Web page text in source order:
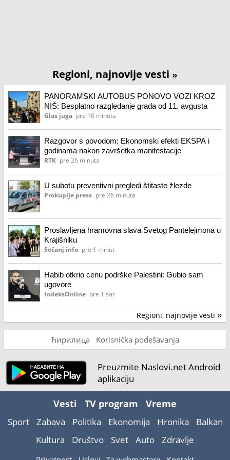
Regioni, najnovije vesti »
PANORAMSKI AUTOBUS PONOVO VOZI KROZ
NIŠ: Besplatno razgledanje grada od 11. avgusta
Glas juga pre 16 minuta
Razgovor s povodom: Ekonomski efekti EKSPA i
godinama nakon završetka manifestacije
RTK pre 26 minuta
U subotu preventivni pregledi štitaste žlezde
Prokuplje press pre 26 minuta
Proslavljena hramovna slava Svetog Pantelejmona u
Krajišniku
Sečanj info pre 1 minut
Habib otkrio cenu podrške Palestini: Gubio sam
ugovore
IndeksOnline pre 1 sat
Regioni, najnovije vesti »
Ћирилица Korisnička podešavanja
Preuzmite Naslovi.net Android
aplikaciju
Vesti TV program Vreme
Sport Zabava Politika Ekonomija Hronika
Balkan
Kultura
Društvo Svet Auto Zdravlje